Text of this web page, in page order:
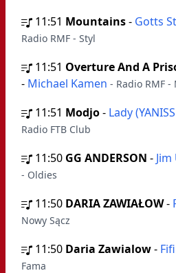
11:51 Mountains- Gotts
Radio RMF - Styl
11:51 Overture And A
- Michael Kamen - Radio RMF -
11:51 Modjo- Lady
Radio FTB Club
11:50 GG ANDERSON -
- Oldies
11:50 DARIA ZAWIAŁOW-
Nowy Sącz
11:50 Daria Zawialow-
Fama